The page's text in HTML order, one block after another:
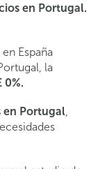
en Portugal.
España
la
0%.
en Portugal,